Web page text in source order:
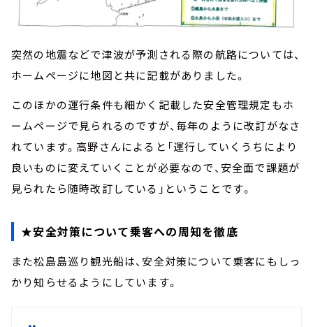
突然の地震などで津波が予測される際の航路については、
ホームページに地図と共に記載がありました。
このほかの運行条件も細かく記載した安全管理規定もホ
ームページで見られるのですが、毎年のように改訂がなさ
れています。高野さんによると「運行していくうちにより
良いものに変えていくことが必要なので、安全面で課題が
見られたら随時改訂している」ということです。
★安全対策について乗客への周知を徹底
また松島島巡り観光船は、安全対策について乗客にもしっ
かり知らせるようにしています。